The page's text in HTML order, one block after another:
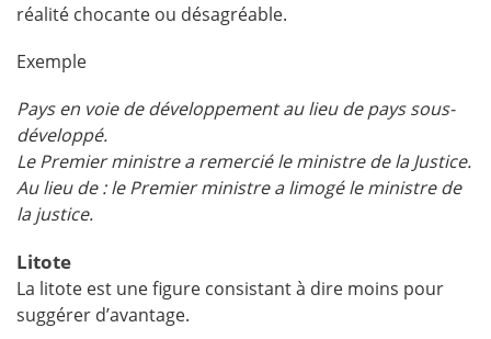
réalité chocante ou désagréable.
Exemple
Pays en voie de développement au lieu de pays sous-
développé.
Le Premier ministre a remercié le ministre de la Justice.
Au lieu de : le Premier ministre a limogé le ministre de
la justice.
Litote
La litote est une figure consistant à dire moins pour
suggérer d’avantage.